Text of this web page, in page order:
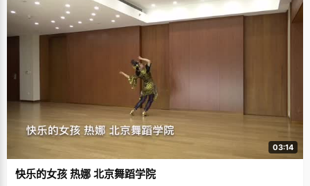
03:14
快乐的女孩 热娜 北京舞蹈学院